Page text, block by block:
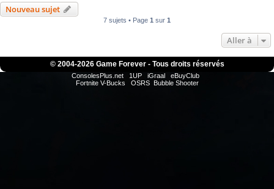
Nouveau sujet
7 sujets • Page 1 sur 1
Aller à
© 2004-2026 Game Forever - Tous droits réservés
ConsolesPlus.net 1UP iGraal
eBuyClub
Fortnite V-Bucks
OSRS Bubble Shooter